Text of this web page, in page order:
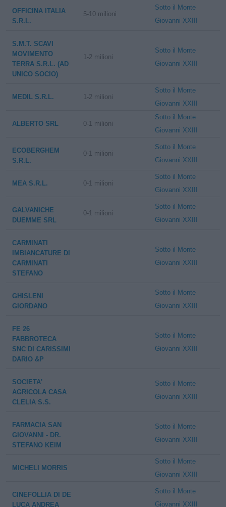
OFFICINA ITALIA
S.R.L.
5-10 milioni
Sotto il Monte
Giovanni XXIII
S.M.T. SCAVI
MOVIMENTO
TERRA S.R.L. (AD
UNICO SOCIO)
1-2 milioni
Sotto il Monte
Giovanni XXIII
MEDIL S.R.L. 1-2 milioni
Sotto il Monte
Giovanni XXIII
ALBERTO SRL 0-1 milioni
Sotto il Monte
Giovanni XXIII
ECOBERGHEM
S.R.L.
0-1 milioni
Sotto il Monte
Giovanni XXIII
MEA S.R.L. 0-1 milioni
Sotto il Monte
Giovanni XXIII
GALVANICHE
DUEMME SRL
0-1 milioni
Sotto il Monte
Giovanni XXIII
CARMINATI
IMBIANCATURE DI
CARMINATI
STEFANO
Sotto il Monte
Giovanni XXIII
GHISLENI
GIORDANO
Sotto il Monte
Giovanni XXIII
FE 26
FABBROTECA
SNC DI CARISSIMI
DARIO &P
Sotto il Monte
Giovanni XXIII
SOCIETA'
AGRICOLA CASA
CLELIA S.S.
Sotto il Monte
Giovanni XXIII
FARMACIA SAN
GIOVANNI - DR.
STEFANO KEIM
Sotto il Monte
Giovanni XXIII
MICHELI MORRIS
Sotto il Monte
Giovanni XXIII
CINEFOLLIA DI DE
LUCA ANDREA
Sotto il Monte
Giovanni XXIII